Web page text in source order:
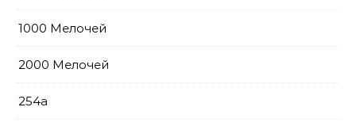
1000 Мелочей
2000 Мелочей
254a